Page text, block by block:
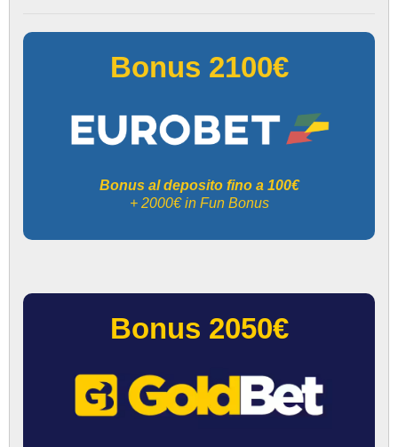
Bonus 2100€
Bonus al deposito fino a 100€
+ 2000€ in Fun Bonus
Bonus 2050€